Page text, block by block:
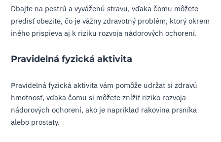
Dbajte na pestrú a vyváženú stravu, vďaka čomu môžete
predísť obezite, čo je vážny zdravotný problém, ktorý okrem
iného prispieva aj k riziku rozvoja nádorových ochorení.
Pravidelná fyzická aktivita
Pravidelná fyzická aktivita vám pomôže udržať si zdravú
hmotnosť, vďaka čomu si môžete znížiť riziko rozvoja
nádorových ochorení, ako je napríklad rakovina prsníka
alebo prostaty.